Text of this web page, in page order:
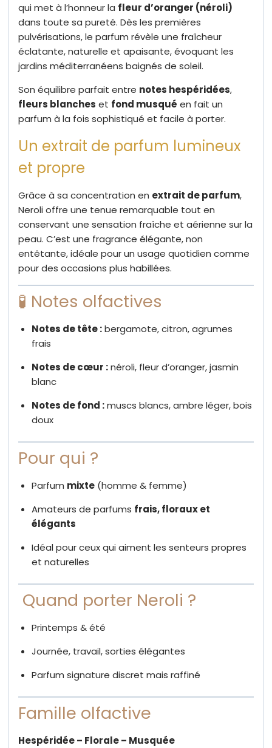
qui met à l’honneur la fleur d’oranger (néroli)
dans toute sa pureté. Dès les premières
pulvérisations, le parfum révèle une fraîcheur
éclatante, naturelle et apaisante, évoquant les
jardins méditerranéens baignés de soleil.
Son équilibre parfait entre notes hespéridées,
fleurs blanches et fond musqué en fait un
parfum à la fois sophistiqué et facile à porter.
Un extrait de parfum lumineux
et propre
Grâce à sa concentration en extrait de parfum,
Neroli offre une tenue remarquable tout en
conservant une sensation fraîche et aérienne sur la
peau. C’est une fragrance élégante, non
entêtante, idéale pour un usage quotidien comme
pour des occasions plus habillées.
🧪 Notes olfactives
Notes de tête :bergamote, citron, agrumes
frais
Notes de cœur :néroli, fleur d’oranger, jasmin
blanc
Notes de fond :muscs blancs, ambre léger, bois
doux
Pour qui ?
Parfum mixte (homme & femme)
Amateurs de parfums frais, floraux et
élégants
Idéal pour ceux qui aiment les senteurs propres
et naturelles
️ Quand porter Neroli ?
Printemps & été
Journée, travail, sorties élégantes
Parfum signature discret mais raffiné
Famille olfactive
Hespéridée – Florale – Musquée